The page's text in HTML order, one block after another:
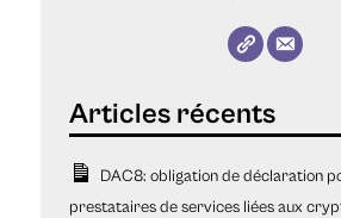
DAC8: obligation de déclaration
prestataires de services liées aux